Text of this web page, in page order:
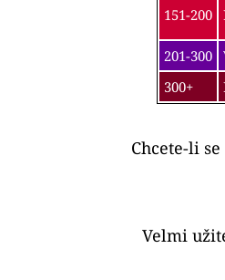
151-200
201-300
300+
Chcete-li
Velmi